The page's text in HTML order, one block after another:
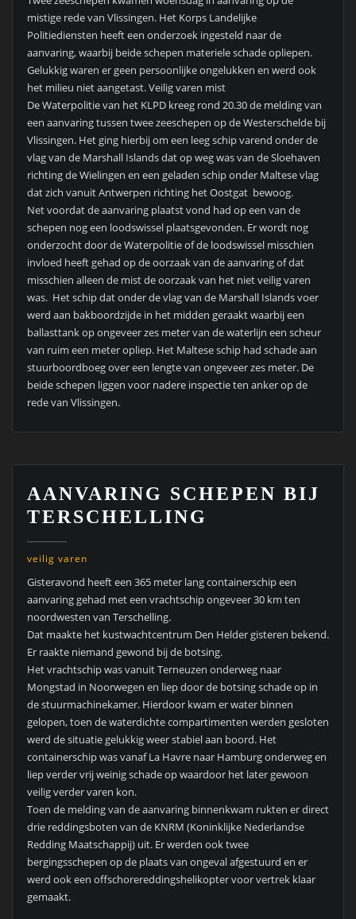
mistige rede van Vlissingen. Het Korps Landelijke
Politiediensten heeft een onderzoek ingesteld naar de
aanvaring, waarbij beide schepen materiele schade opliepen.
Gelukkig waren er geen persoonlijke ongelukken en werd ook
het milieu niet aangetast. Veilig varen mist
De Waterpolitie van het KLPD kreeg rond 20.30 de melding van
een aanvaring tussen twee zeeschepen op de Westerschelde bij
Vlissingen. Het ging hierbij om een leeg schip varend onder de
vlag van de Marshall Islands dat op weg was van de Sloehaven
richting de Wielingen en een geladen schip onder Maltese vlag
dat zich vanuit Antwerpen richting het Oostgat bewoog.
Net voordat de aanvaring plaatst vond had op een van de
schepen nog een loodswissel plaatsgevonden. Er wordt nog
onderzocht door de Waterpolitie of de loodswissel misschien
invloed heeft gehad op de oorzaak van de aanvaring of dat
misschien alleen de mist de oorzaak van het niet veilig varen
was. Het schip dat onder de vlag van de Marshall Islands voer
werd aan bakboordzijde in het midden geraakt waarbij een
ballasttank op ongeveer zes meter van de waterlijn een scheur
van ruim een meter opliep. Het Maltese schip had schade aan
stuurboordboeg over een lengte van ongeveer zes meter. De
beide schepen liggen voor nadere inspectie ten anker op de
rede van Vlissingen.
AANVARING SCHEPEN BIJ
TERSCHELLING
veilig varen
Gisteravond heeft een 365 meter lang containerschip een
aanvaring gehad met een vrachtschip ongeveer 30 km ten
noordwesten van Terschelling.
Dat maakte het kustwachtcentrum Den Helder gisteren bekend.
Er raakte niemand gewond bij de botsing.
Het vrachtschip was vanuit Terneuzen onderweg naar
Mongstad in Noorwegen en liep door de botsing schade op in
de stuurmachinekamer. Hierdoor kwam er water binnen
gelopen, toen de waterdichte compartimenten werden gesloten
werd de situatie gelukkig weer stabiel aan boord. Het
containerschip was vanaf La Havre naar Hamburg onderweg en
liep verder vrij weinig schade op waardoor het later gewoon
veilig verder varen kon.
Toen de melding van de aanvaring binnenkwam rukten er direct
drie reddingsboten van de KNRM (Koninklijke Nederlandse
Redding Maatschappij) uit. Er werden ook twee
bergingsschepen op de plaats van ongeval afgestuurd en er
werd ook een offschorereddingshelikopter voor vertrek klaar
gemaakt.